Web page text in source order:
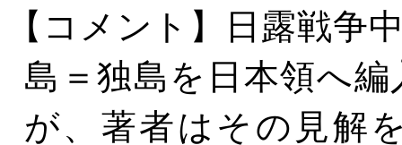
【コメント】日露戦争
島＝独島を日本領へ
が、著者はその見解